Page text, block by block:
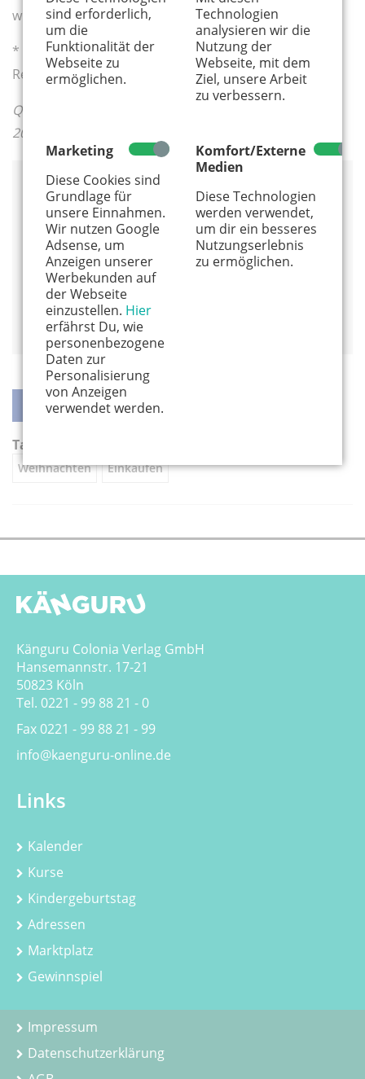
sind erforderlich,
um die
Funktionalität der
Webseite zu
ermöglichen.
Technologien
analysieren wir die
Nutzung der
Webseite, mit dem
Ziel, unsere Arbeit
zu verbessern.
Marketing
Diese Cookies sind
Grundlage für
unsere Einnahmen.
Wir nutzen Google
Adsense, um
Anzeigen unserer
Werbekunden auf
der Webseite
einzustellen. Hier
erfährst Du, wie
personenbezogene
Daten zur
Personalisierung
von Anzeigen
verwendet werden.
Komfort/Externe
Medien
Diese Technologien
werden verwendet,
um dir ein besseres
Nutzungserlebnis
zu ermöglichen.
wiederverwendet werden können
* Kauft Sie mit dem „Blauen Engel“ zertifiziertes
Recycling-Geschenkpapier.
Quelle: Die VERBRAUCHER INITIATIVE e.V., Dezember
2014
Weitere kostenlose Informationen rund um das
Thema Papierherstellung findet ihr auf der
Webseitewww.oeko-fair.de der Verbraucher
Initiative. Das Themenheft „Papier und
Papierprodukte" kann kostenlos unter
www.verbraucher.com
gegen 2,00 Euro Versandkosten auf der Webseite
bestellt werden.
teilen
Tags:
Weihnachten Einkaufen
Känguru Colonia Verlag GmbH
Hansemannstr. 17-21
50823 Köln
Tel. 0221 - 99 88 21 - 0
Fax 0221 - 99 88 21 - 99
info@kaenguru-online.de
Links
Kalender
Kurse
Kindergeburtstag
Adressen
Marktplatz
Gewinnspiel
Impressum
Datenschutzerklärung